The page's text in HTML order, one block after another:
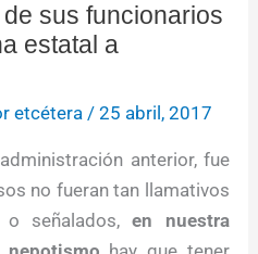
sus funcionarios
estatal a
etcétera /25 abril, 2017
anterior, fue
no fueran tan llamativos
o señalados,en nuestra